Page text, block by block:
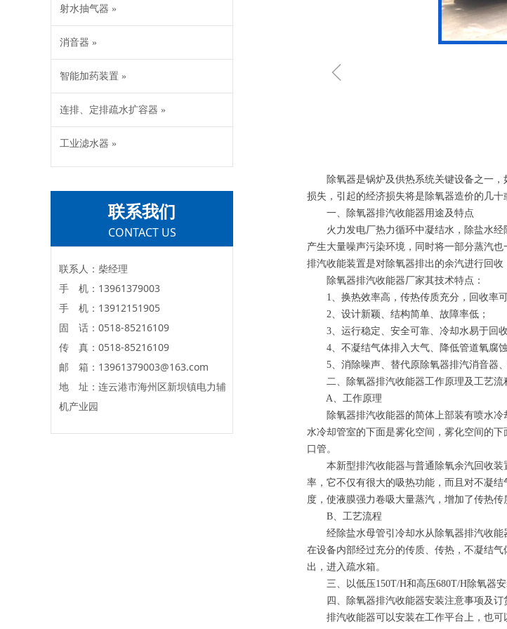
除氧器是锅炉及供热系统关键设备之一，
损失，引起的经济损失将是除氧器造价的几十
一、除氧器排汽收能器用途及特点
火力发电厂热力循环中凝结水，除盐水经
产生大量噪声污染环境，同时将一部分蒸汽
排汽收能装置是对除氧器排出的余汽进行回
除氧器排汽收能器厂家其技术特点：
1、换热效率高，传热传质充分，回收率可
2、设计新颖、结构简单、故障率低；
3、运行稳定、安全可靠、冷却水易于回收
4、不凝结气体排入大气、降低管道氧腐蚀
5、消除噪声、替代原除氧器排汽消音器、
二、除氧器排汽收能器工作原理及工艺流
A、工作原理
除氧器排汽收能器的简体上部装有喷水冷
水冷却管室的下面是雾化空间，雾化空间的
口管。
本新型排汽收能器与普通除氧余汽回收装
率，它不仅有很大的吸热功能，而且对不凝
度，使液膜强力卷吸大量蒸汽，增加了传热传
B、工艺流程
经除盐水母管引冷却水从除氧器排汽收能
在设备内部经过充分的传质、传热，不凝结
出，进入疏水箱。
三、以低压150T/H和高压680T/H除氧器安
四、除氧器排汽收能器安装注意事项及订
排汽收能器可以安装在工作平台上，也可
ꁆ
射水抽气器 »
消音器 »
智能加药装置 »
连排、定排疏水扩容器 »
工业滤水器 »
联系我们
CONTACT US
联系人：柴经理
手 机：13961379003
手 机：13912151905
固 话：0518-85216109
传 真：0518-85216109
邮 箱：13961379003@163.com
地 址：连云港市海州区新坝镇电力辅
机产业园